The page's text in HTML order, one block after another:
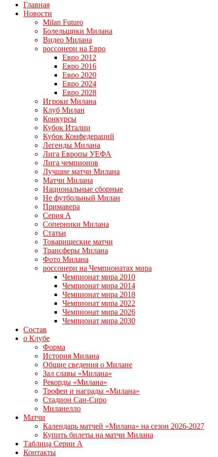
Главная
Новости
Milan Futuro
Болельщики Милана
Видео Милана
россонери на Евро
Евро 2012
Евро 2016
Евро 2020
Евро 2024
Евро 2028
Игроки Милана
Клуб Милан
Конкурсы
Кубок Италии
Кубок Конфедераций
Легенды Милана
Лига Европы УЕФА
Лига чемпионов
Лучшие матчи Милана
Матчи Милана
Национальные сборные
Не футбольный Милан
Примавера
Серия А
Соперники Милана
Статьи
Товарищеские матчи
Трансферы Милана
Фото Милана
россонери на Чемпионатах мира
Чемпионат мира 2010
Чемпионат мира 2014
Чемпионат мира 2018
Чемпионат мира 2022
Чемпионат мира 2026
Чемпионат мира 2030
Состав
о Клубе
Форма
История Милана
Общие сведения о Милане
Зал славы «Милана»
Рекорды «Милана»
Трофеи и награды «Милана»
Стадион Сан-Сиро
Миланелло
Матчи
Календарь матчей «Милана» на сезон 2026-2027
Купить билеты на матчи Милана
Таблица Серии А
Контакты